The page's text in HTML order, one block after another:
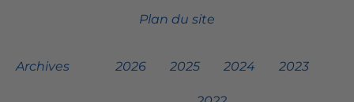
Plan du site
Archives 2026 2025 2024 2023